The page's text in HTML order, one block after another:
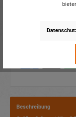
Verpackungseinheit:
Dieses Produkt
Beschreibung